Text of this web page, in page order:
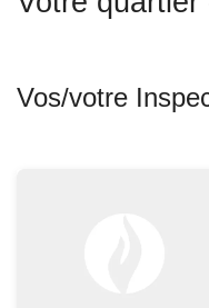
Vos/votre